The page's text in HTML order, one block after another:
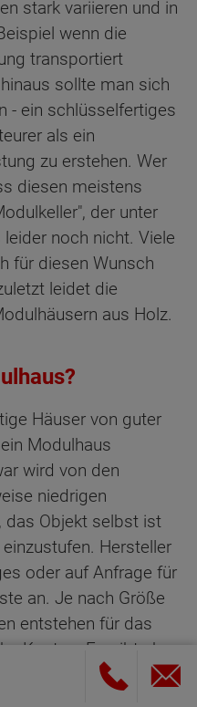
stark variieren und in
wenn die
transportiert
sollte man sich
- ein schlüsselfertiges
als ein
zu erstehen. Wer
diesen meistens
der unter
noch nicht. Viele
für diesen Wunsch
leidet die
aus Holz.
Häuser von guter
Modulhaus
wird von den
niedrigen
das Objekt selbst ist
Hersteller
oder auf Anfrage für
an. Je nach Größe
entstehen für das
Kosten. Es gibt aber